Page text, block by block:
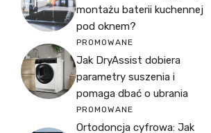
montażu baterii kuchennej
pod oknem?
PROMOWANE
Jak DryAssist dobiera
parametry suszenia i
pomaga dbać o ubrania
PROMOWANE
Ortodoncja cyfrowa: Jak